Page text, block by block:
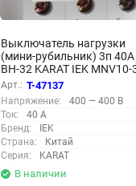
Выключатель нагрузки
(мини-рубильник) 3п 40А
ВН-32 KARAT IEK MNV10-
040
Арт.: T-47137
Напряжение:
400 — 400 В
Ток:
40 А
Бренд:
IEK
Страна:
Китай
Серия:
KARAT
В наличии